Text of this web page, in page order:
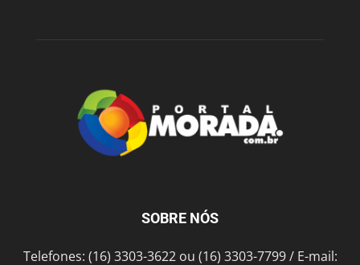
SOBRE NÓS
Telefones: (16) 3303-3622 ou (16) 3303-7799 / E-mail: